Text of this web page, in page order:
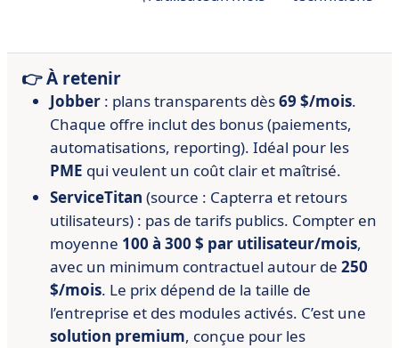
👉 À retenir
Jobber : plans transparents dès69 $/mois.
Chaque offre inclut des bonus (paiements,
automatisations, reporting). Idéal pour les
PME qui veulent un coût clair et maîtrisé.
ServiceTitan (source : Capterra et retours
utilisateurs) : pas de tarifs publics. Compter en
moyenne 100 à 300 $ par utilisateur/mois,
avec un minimum contractuel autour de 250
$/mois. Le prix dépend de la taille de
l’entreprise et des modules activés. C’est une
solution premium, conçue pour les